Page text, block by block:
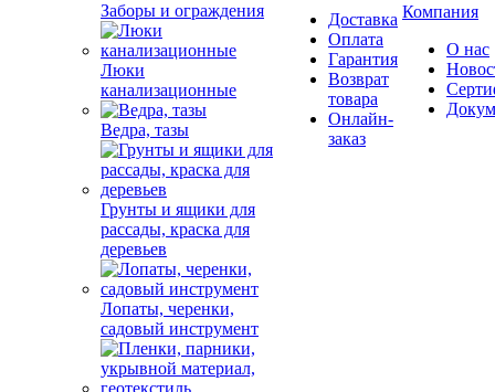
Заборы и ограждения
Люки
канализационные
Ведра, тазы
Грунты и ящики для
рассады, краска для
деревьев
Лопаты, черенки,
садовый инструмент
Доставка
Оплата
Гарантия
Возврат
товара
Онлайн-
заказ
Компания
О нас